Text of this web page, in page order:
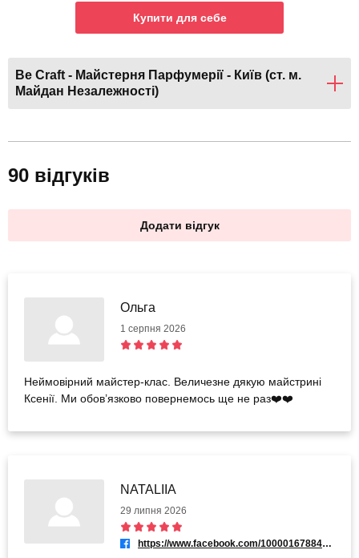
Купити для себе
Be Craft - Майстерня Парфумерії - Київ (ст. м.
Майдан Незалежності)
90 відгуків
Додати відгук
Ольга
1 серпня 2026
Неймовірний майстер-клас. Величезне дякую майстрині
Ксенії. Ми обов’язково повернемось ще не раз❤️❤️
NATALIIA
29 липня 2026
https://www.facebook.com/100001678841290